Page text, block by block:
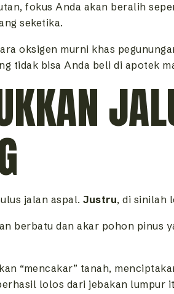
fokus Anda akan beralih
seketika.
oksigen murni khas
tidak bisa Anda beli di apotek
jalan aspal. Justru, di sinilah
berbatu dan akar pohon pinus
“mencakar” tanah,
lolos dari jebakan lumpur